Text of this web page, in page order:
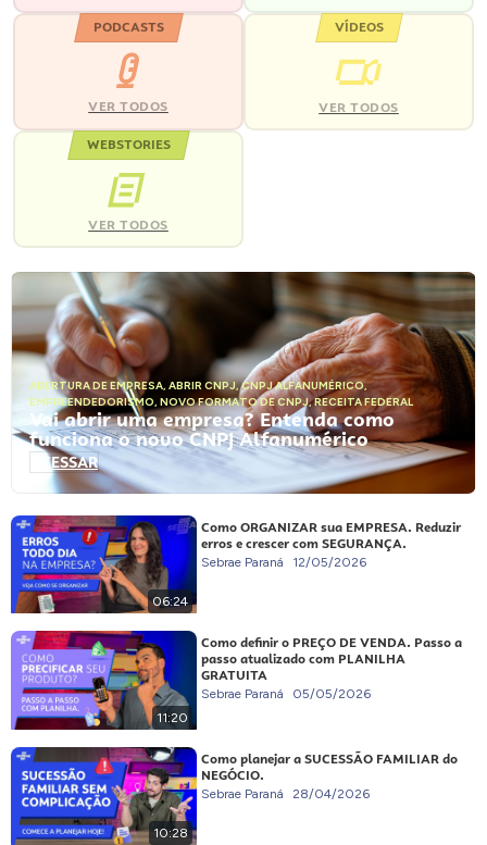
PODCASTS
VER TODOS
VÍDEOS
VER TODOS
WEBSTORIES
VER TODOS
ABERTURA DE EMPRESA, ABRIR CNPJ,CNPJ ALFANUMÉRICO,
EMPREENDEDORISMO, NOVO FORMATO DE CNPJ,RECEITA FEDERAL
Vai abrir uma empresa? Entenda como
funciona o novo CNPJ Alfanumérico
ACESSAR
06:24
Como ORGANIZAR sua EMPRESA. Reduzir
erros e crescer com SEGURANÇA.
Sebrae Paraná 12/05/2026
11:20
Como definir o PREÇO DE VENDA. Passo a
passo atualizado com PLANILHA
GRATUITA
Sebrae Paraná 05/05/2026
10:28
Como planejar a SUCESSÃO FAMILIAR do
NEGÓCIO.
Sebrae Paraná 28/04/2026